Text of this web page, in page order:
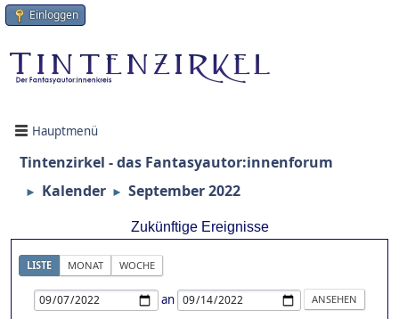
Einloggen
Hauptmenü
Tintenzirkel - das Fantasyautor:innenforum
► Kalender ► September 2022
Zukünftige Ereignisse
LISTE MONAT WOCHE
an